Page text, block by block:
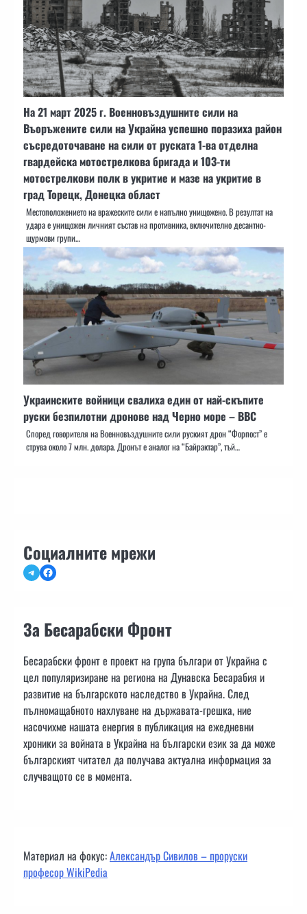
На 21 март 2025 г. Военновъздушните сили на
Въоръжените сили на Украйна успешно поразиха район
съсредоточаване на сили от руската 1-ва отделна
гвардейска мотострелкова бригада и 103-ти
мотострелкови полк в укритие и мазе на укритие в
град Торецк, Донецка област
Местоположението на вражеските сили е напълно унищожено. В резултат на
удара е унищожен личният състав на противника, включително десантно-
щурмови групи…
Украинските войници свалиха един от най-скъпите
руски безпилотни дронове над Черно море – ВВС
Според говорителя на Военновъздушните сили руският дрон “Форпост” е
струва около 7 млн. долара. Дронът е аналог на “Байрактар”, тъй…
Социалните мрежи
TelegramFacebook
За Бесарабски Фронт
Бесарабски фронт е проект на група българи от Украйна с
цел популяризиране на региона на Дунавска Бесарабия и
развитие на българското наследство в Украйна. След
пълномащабното нахлуване на държавата-грешка, ние
насочихме нашата енергия в публикация на ежедневни
хроники за войната в Украйна на български език за да може
българският читател да получава актуална информация за
случващото се в момента.
Материал на фокус:Александър Сивилов – проруски
професор WikiPedia